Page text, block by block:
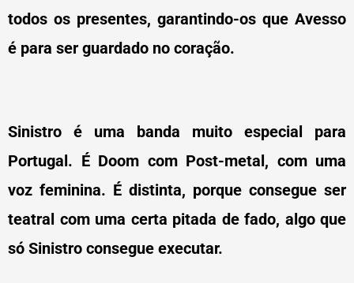
todos os presentes, garantindo-os que Avesso
é para ser guardado no coração.
Sinistro é uma banda muito especial para
Portugal. É Doom com Post-metal, com uma
voz feminina. É distinta, porque consegue ser
teatral com uma certa pitada de fado, algo que
só Sinistro consegue executar.